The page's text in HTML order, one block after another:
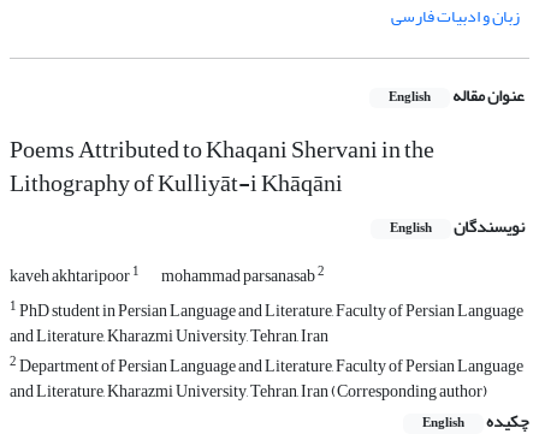
زبان و ادبیات فارسی
عنوان مقاله English
Poems Attributed to Khaqani Shervani in the
Lithography of Kulliyāt-i Khāqāni
نویسندگان English
kaveh akhtaripoor1 mohammad parsanasab2
1PhD student in Persian Language and Literature, Faculty of Persian Language
and Literature, Kharazmi University, Tehran, Iran
2Department of Persian Language and Literature, Faculty of Persian Language
and Literature, Kharazmi University, Tehran, Iran (Corresponding author)
چکیده
English